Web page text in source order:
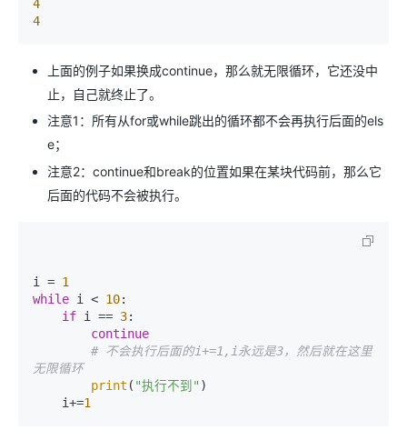
4
4
上面的例子如果换成continue，那么就无限循环，它还没中
止，自己就终止了。
注意1：所有从for或while跳出的循环都不会再执行后面的els
e；
注意2：continue和break的位置如果在某块代码前，那么它
后面的代码不会被执行。
i = 1
while i < 10:
if i == 3:
continue
# 不会执行后面的i+=1,i永远是3，然后就在这里
无限循环
print ( "执行不到" )
    i+=
1